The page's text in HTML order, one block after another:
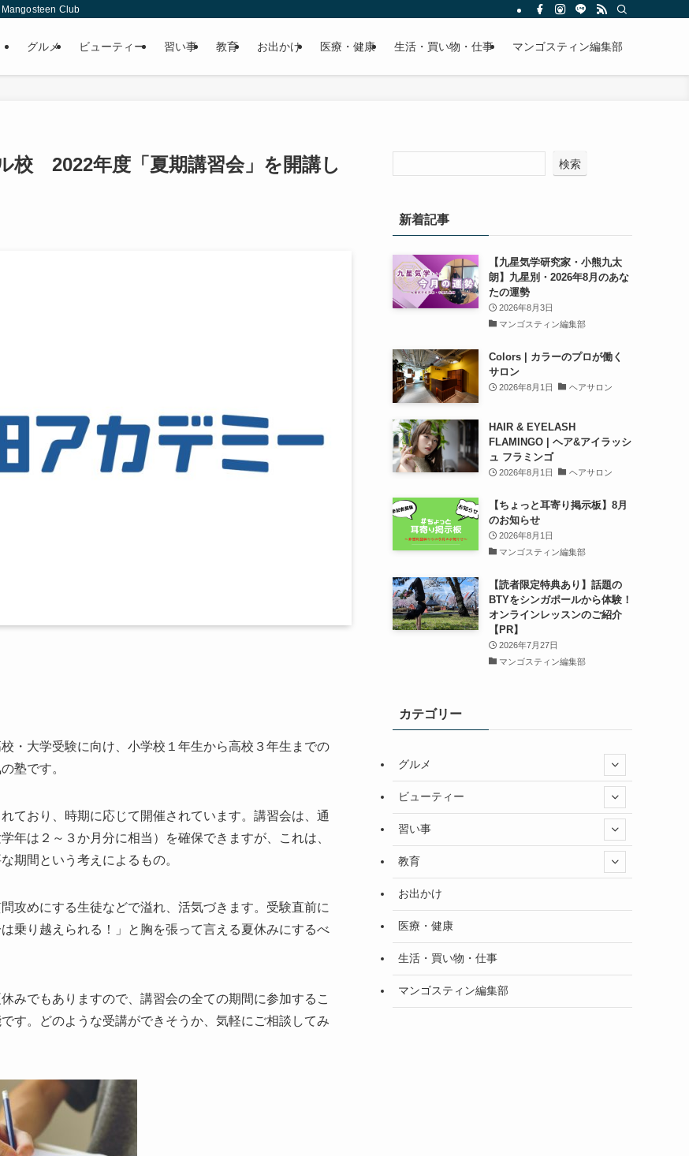
Mangosteen Club
グルメ ビューティー 習い事 教育 お出かけ 医療・健康 生活・買い物・仕事 マンゴスティン編集部
校 2022年度「夏期講習会」を開講し
・大学受験に向け、小学校１年生から高校３年生までの
塾です。
ており、時期に応じて開催されています。講習会は、通
年は２～３か月分に相当）を確保できますが、これは、
期間という考えによるもの。
攻めにする生徒などで溢れ、活気づきます。受験直前に
乗り越えられる！」と胸を張って言える夏休みにするべ
みでもありますので、講習会の全ての期間に参加するこ
す。どのような受講ができそうか、気軽にご相談してみ
検索
新着記事
【九星気学研究家・小熊九太
朗】九星別・2026年8月のあな
たの運勢
2026年8月3日
マンゴスティン編集部
Colors | カラーのプロが働く
サロン
2026年8月1日 ヘアサロン
HAIR & EYELASH
FLAMINGO | ヘア&アイラッシ
ュ フラミンゴ
2026年8月1日 ヘアサロン
【ちょっと耳寄り掲示板】8月
のお知らせ
2026年8月1日
マンゴスティン編集部
【読者限定特典あり】話題の
BTYをシンガポールから体験！
オンラインレッスンのご紹介
【PR】
2026年7月27日
マンゴスティン編集部
カテゴリー
グルメ
ビューティー
習い事
教育
お出かけ
医療・健康
生活・買い物・仕事
マンゴスティン編集部